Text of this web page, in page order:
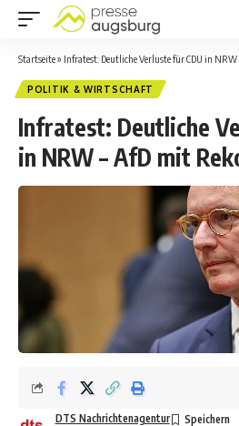
Startseite» Infratest: Deutliche Verluste für CDU in
POLITIK & WIRTSCHAFT
Infratest: Deutliche
in NRW – AfD mit
DTS Nachrichtenagentur